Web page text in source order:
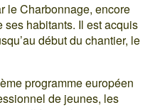
le Charbonnage, encore
habitants. Il est acquis
début du chantier, le
programme européen
de jeunes, les